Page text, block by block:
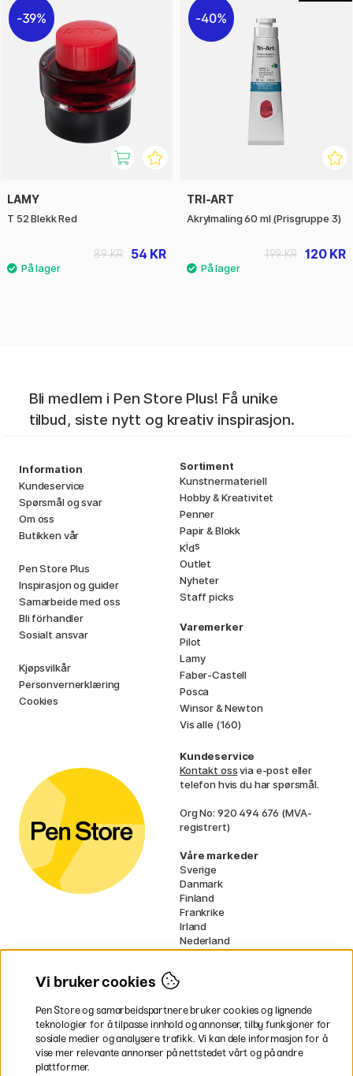
39%
LAMY
T 52 Blekk Red
54 KR
89 KR
40%
TRI-ART
Akrylmaling 60 ml (Prisgruppe 3)
120 KR
199 KR
Bli medlem i Pen Store Plus! Få unike
tilbud, siste nytt og kreativ inspirasjon.
Information
Kundeservice
Spørsmål og svar
Om oss
Butikken vår
Pen Store Plus
Inspirasjon og guider
Samarbeide med oss
Bli förhandler
Sosialt ansvar
Kjøpsvilkår
Personvernerklæring
Cookies
Sortiment
Kunstnermateriell
Hobby & Kreativitet
Penner
Papir & Blokk
Kids
Outlet
Nyheter
Staff picks
Varemerker
Pilot
Lamy
Faber-Castell
Posca
Winsor & Newton
Vis alle (160)
Kundeservice
Kontakt ossvia e-post eller
telefon hvis du har spørsmål.
Org No: 920 494 676 (MVA-
registrert)
Våre markeder
Sverige
Danmark
Finland
Frankrike
Irland
Nederland
Tyskland
* Spesifikkefraktvilkårgjelder for
voluminøse varer.
Vi bruker cookies
Pen Store og samarbeidspartnere bruker cookies og lignende
teknologier for å tilpasse innhold og annonser, tilby funksjoner for
sosiale medier og analysere trafikk. Vi kan dele informasjon for å
vise mer relevante annonser på nettstedet vårt og på andre
plattformer.